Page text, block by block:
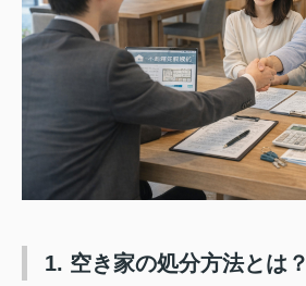
1. 空き家の処分方法とは？